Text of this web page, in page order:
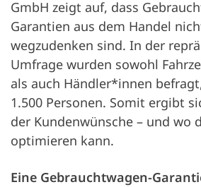
GmbH zeigt auf, dass
Garantien aus dem Handel
wegzudenken sind. In der
Umfrage wurden sowohl
als auch Händler*innen
1.500 Personen. Somit ergibt
der Kundenwünsche – und wo
optimieren kann.
Eine Gebrauchtwagen-